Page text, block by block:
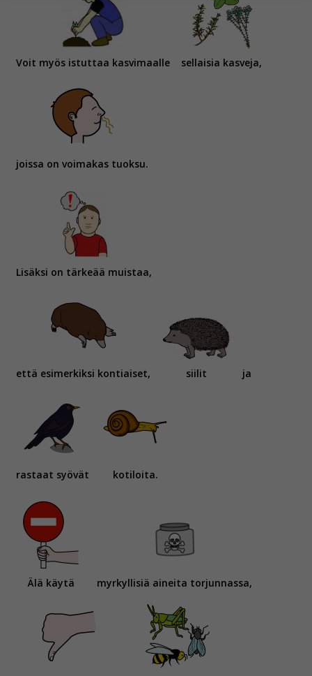
Voit myös istuttaa kasvimaalle sellaisia kasveja,
joissa on voimakas tuoksu.
Lisäksi on tärkeää muistaa,
että esimerkiksi kontiaiset, siilit ja
rastaat syövät kotiloita.
Älä käytä myrkyllisiä aineita torjunnassa,
Voit valita, hyväksytkö näiden evästeiden käytön.